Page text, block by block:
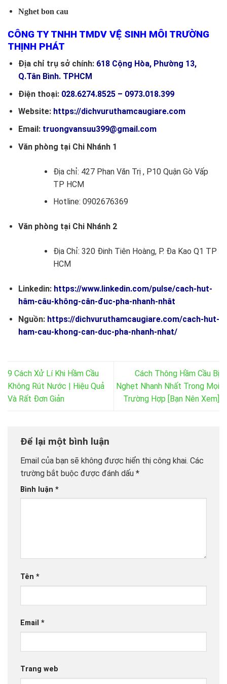
Nghet bon cau
CÔNG TY TNHH TMDV VỆ SINH MÔI TRƯỜNG
THỊNH PHÁT
Địa chỉ trụ sở chính: 618 Cộng Hòa, Phường 13,
Q.Tân Bình. TPHCM
Điện thoại: 028.6274.8525 – 0973.018.399
Website: https://dichvuruthamcaugiare.com
Email:truongvansuu399@gmail.com
Văn phòng tại Chi Nhánh 1
Địa chỉ: 427 Phan Văn Trị , P10 Quận Gò Vấp
TP HCM
Hotline: 0902676369
Văn phòng tại Chi Nhánh 2
Địa Chỉ: 320 Đinh Tiên Hoàng, P. Đa Kao Q1 TP
HCM
Linkedin: https://www.linkedin.com/pulse/cach-hut-
hâm-câu-không-cân-đuc-pha-nhanh-nhât
Nguồn: https://dichvuruthamcaugiare.com/cach-hut-
ham-cau-khong-can-duc-pha-nhanh-nhat/
9 Cách Xử Lí Khi Hầm Cầu
Không Rút Nước | Hiệu Quả
Và Rất Đơn Giản
Cách Thông Hầm Cầu Bị
Nghẹt Nhanh Nhất Trong Mọi
Trường Hợp [Bạn Nên Xem]
Để lại một bình luận
Email của bạn sẽ không được hiển thị công khai. Các
trường bắt buộc được đánh dấu *
Bình luận *
Tên *
Email *
Trang web